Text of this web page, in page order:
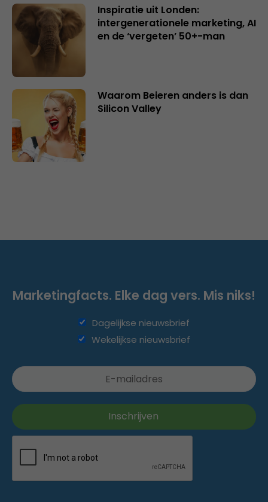
Inspiratie uit Londen:
intergenerationele marketing, AI
en de ‘vergeten’ 50+-man
Waarom Beieren anders is dan
Silicon Valley
Marketingfacts. Elke dag vers. Mis niks!
Dagelijkse nieuwsbrief
Wekelijkse nieuwsbrief